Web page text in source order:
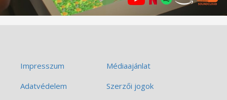
Impresszum
Médiaajánlat
Adatvédelem
Szerzői jogok